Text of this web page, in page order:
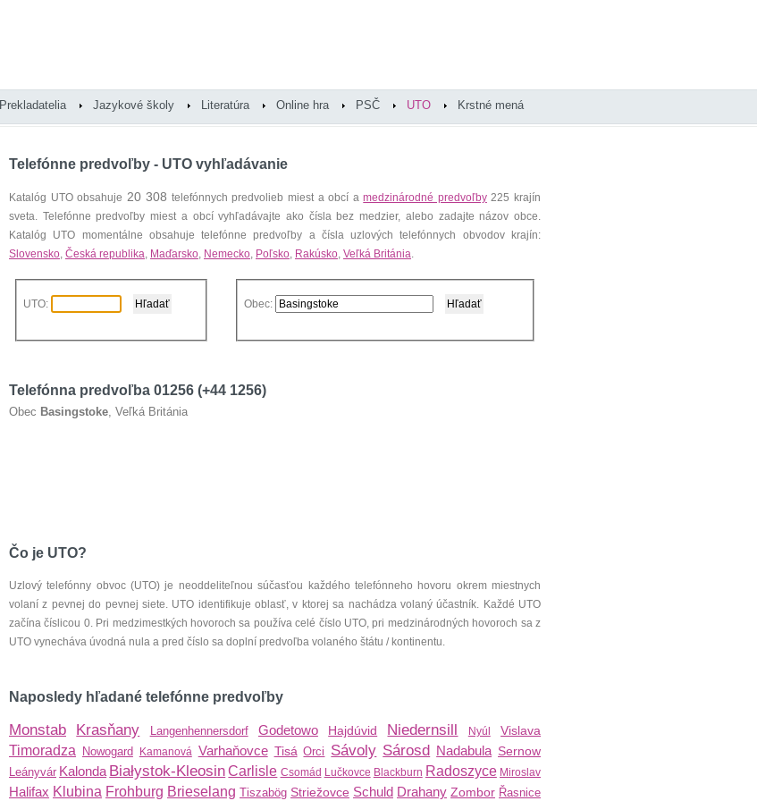
Prekladatelia Jazykové školy Literatúra Online hra PSČ UTO Krstné mená
Telefónne predvoľby - UTO vyhľadávanie
Katalóg UTO obsahuje 20 308 telefónnych predvolieb miest a obcí amedzinárodné predvoľby225 krajín
sveta. Telefónne predvoľby miest a obcí vyhľadávajte ako čísla bez medzier, alebo zadajte názov obce.
Katalóg UTO momentálne obsahuje telefónne predvoľby a čísla uzlových telefónnych obvodov krajín:
Slovensko, Česká republika, Maďarsko, Nemecko, Poľsko, Rakúsko, Veľká Británia.
UTO: Obec:
Telefónna predvoľba 01256 (+44 1256)
Obec Basingstoke, Veľká Británia
Čo je UTO?
Uzlový telefónny obvoc (UTO) je neoddeliteľnou súčasťou každého telefónneho hovoru okrem miestnych
volaní z pevnej do pevnej siete. UTO identifikuje oblasť, v ktorej sa nachádza volaný účastník. Každé UTO
začína číslicou 0. Pri medzimestkých hovoroch sa používa celé číslo UTO, pri medzinárodných hovoroch sa z
UTO vynecháva úvodná nula a pred číslo sa doplní predvoľba volaného štátu / kontinentu.
Naposledy hľadané telefónne predvoľby
Monstab Krasňany Langenhennersdorf Godetowo Hajdúvid Niedernsill Nyúl Vislava
Timoradza Nowogard Kamanová Varhaňovce Tisá Orci Sávoly Sárosd Nadabula Sernow
Leányvár Kalonda Białystok-KleosinCarlisle Csomád Lučkovce Blackburn Radoszyce Miroslav
Halifax Klubina Frohburg Brieselang Tiszabög Striežovce Schuld Drahany Zombor Řasnice